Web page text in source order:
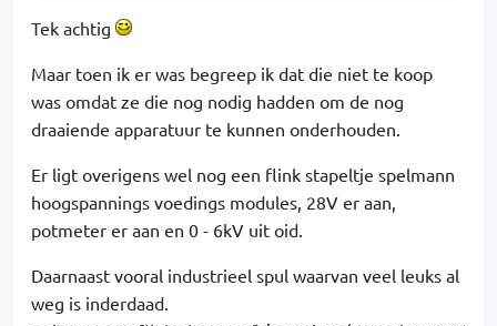
Tek achtig
Maar toen ik er was begreep ik dat die niet te koop
was omdat ze die nog nodig hadden om de nog
draaiende apparatuur te kunnen onderhouden.
Er ligt overigens wel nog een flink stapeltje spelmann
hoogspannings voedings modules, 28V er aan,
potmeter er aan en 0 - 6kV uit oid.
Daarnaast vooral industrieel spul waarvan veel leuks al
weg is inderdaad.